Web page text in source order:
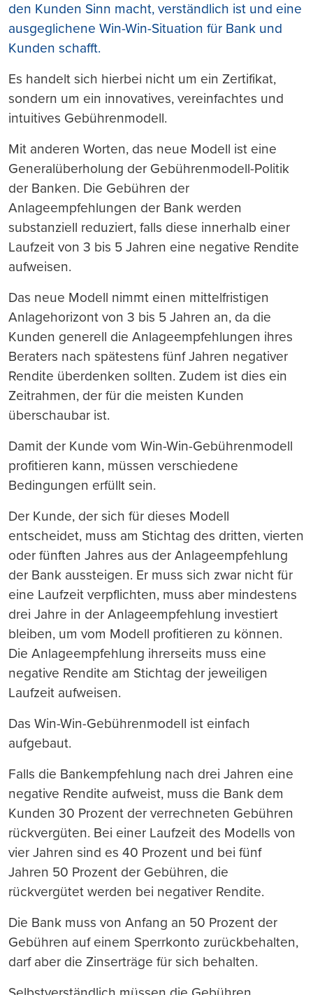
den Kunden Sinn macht, verständlich ist und eine
ausgeglichene Win-Win-Situation für Bank und
Kunden schafft.
Es handelt sich hierbei nicht um ein Zertifikat,
sondern um ein innovatives, vereinfachtes und
intuitives Gebührenmodell.
Mit anderen Worten, das neue Modell ist eine
Generalüberholung der Gebührenmodell-Politik
der Banken. Die Gebühren der
Anlageempfehlungen der Bank werden
substanziell reduziert, falls diese innerhalb einer
Laufzeit von 3 bis 5 Jahren eine negative Rendite
aufweisen.
Das neue Modell nimmt einen mittelfristigen
Anlagehorizont von 3 bis 5 Jahren an, da die
Kunden generell die Anlageempfehlungen ihres
Beraters nach spätestens fünf Jahren negativer
Rendite überdenken sollten. Zudem ist dies ein
Zeitrahmen, der für die meisten Kunden
überschaubar ist.
Damit der Kunde vom Win-Win-Gebührenmodell
profitieren kann, müssen verschiedene
Bedingungen erfüllt sein.
Der Kunde, der sich für dieses Modell
entscheidet, muss am Stichtag des dritten, vierten
oder fünften Jahres aus der Anlageempfehlung
der Bank aussteigen. Er muss sich zwar nicht für
eine Laufzeit verpflichten, muss aber mindestens
drei Jahre in der Anlageempfehlung investiert
bleiben, um vom Modell profitieren zu können.
Die Anlageempfehlung ihrerseits muss eine
negative Rendite am Stichtag der jeweiligen
Laufzeit aufweisen.
Das Win-Win-Gebührenmodell ist einfach
aufgebaut.
Falls die Bankempfehlung nach drei Jahren eine
negative Rendite aufweist, muss die Bank dem
Kunden 30 Prozent der verrechneten Gebühren
rückvergüten. Bei einer Laufzeit des Modells von
vier Jahren sind es 40 Prozent und bei fünf
Jahren 50 Prozent der Gebühren, die
rückvergütet werden bei negativer Rendite.
Die Bank muss von Anfang an 50 Prozent der
Gebühren auf einem Sperrkonto zurückbehalten,
darf aber die Zinserträge für sich behalten.